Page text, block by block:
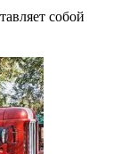
собой